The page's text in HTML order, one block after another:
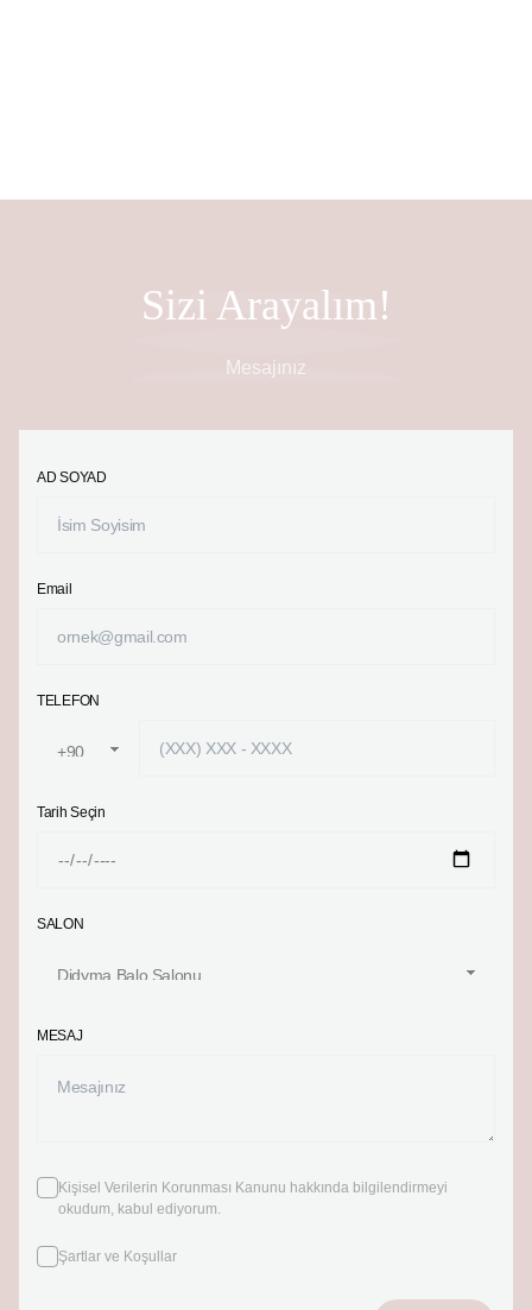
Sizi Arayalım!
Mesajınız
AD SOYAD
Email
TELEFON
Tarih Seçin
SALON
MESAJ
Kişisel Verilerin Korunması Kanunu hakkında bilgilendirmeyi
okudum, kabul ediyorum.
Şartlar ve Koşullar